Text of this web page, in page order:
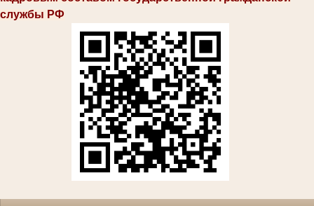
службы РФ